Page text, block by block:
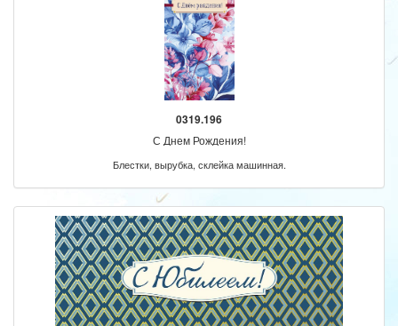
0319.196
С Днем Рождения!
Блестки, вырубка, склейка машинная.